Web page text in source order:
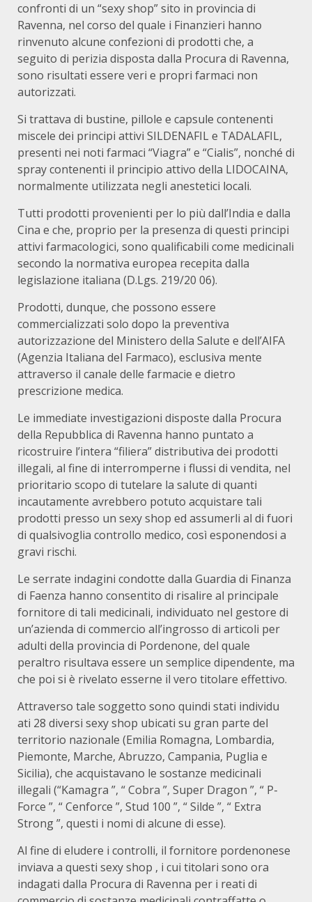
confronti di un “sexy shop” sito in provincia di
Ravenna, nel corso del quale i Finanzieri hanno
rinvenuto alcune confezioni di prodotti che, a
seguito di perizia disposta dalla Procura di Ravenna,
sono risultati essere veri e propri farmaci non
autorizzati.
Si trattava di bustine, pillole e capsule contenenti
miscele dei principi attivi SILDENAFIL e TADALAFIL,
presenti nei noti farmaci “Viagra” e “Cialis”, nonché di
spray contenenti il principio attivo della LIDOCAINA,
normalmente utilizzata negli anestetici locali.
Tutti prodotti provenienti per lo più dall’India e dalla
Cina e che, proprio per la presenza di questi principi
attivi farmacologici, sono qualificabili come medicinali
secondo la normativa europea recepita dalla
legislazione italiana (D.Lgs. 219/20 06).
Prodotti, dunque, che possono essere
commercializzati solo dopo la preventiva
autorizzazione del Ministero della Salute e dell’AIFA
(Agenzia Italiana del Farmaco), esclusiva mente
attraverso il canale delle farmacie e dietro
prescrizione medica.
Le immediate investigazioni disposte dalla Procura
della Repubblica di Ravenna hanno puntato a
ricostruire l’intera “filiera” distributiva dei prodotti
illegali, al fine di interromperne i flussi di vendita, nel
prioritario scopo di tutelare la salute di quanti
incautamente avrebbero potuto acquistare tali
prodotti presso un sexy shop ed assumerli al di fuori
di qualsivoglia controllo medico, così esponendosi a
gravi rischi.
Le serrate indagini condotte dalla Guardia di Finanza
di Faenza hanno consentito di risalire al principale
fornitore di tali medicinali, individuato nel gestore di
un’azienda di commercio all’ingrosso di articoli per
adulti della provincia di Pordenone, del quale
peraltro risultava essere un semplice dipendente, ma
che poi si è rivelato esserne il vero titolare effettivo.
Attraverso tale soggetto sono quindi stati individu
ati 28 diversi sexy shop ubicati su gran parte del
territorio nazionale (Emilia Romagna, Lombardia,
Piemonte, Marche, Abruzzo, Campania, Puglia e
Sicilia), che acquistavano le sostanze medicinali
illegali (“Kamagra ”, “ Cobra ”, Super Dragon ”, “ P-
Force ”, “ Cenforce ”, Stud 100 ”, “ Silde ”, “ Extra
Strong ”, questi i nomi di alcune di esse).
Al fine di eludere i controlli, il fornitore pordenonese
inviava a questi sexy shop , i cui titolari sono ora
indagati dalla Procura di Ravenna per i reati di